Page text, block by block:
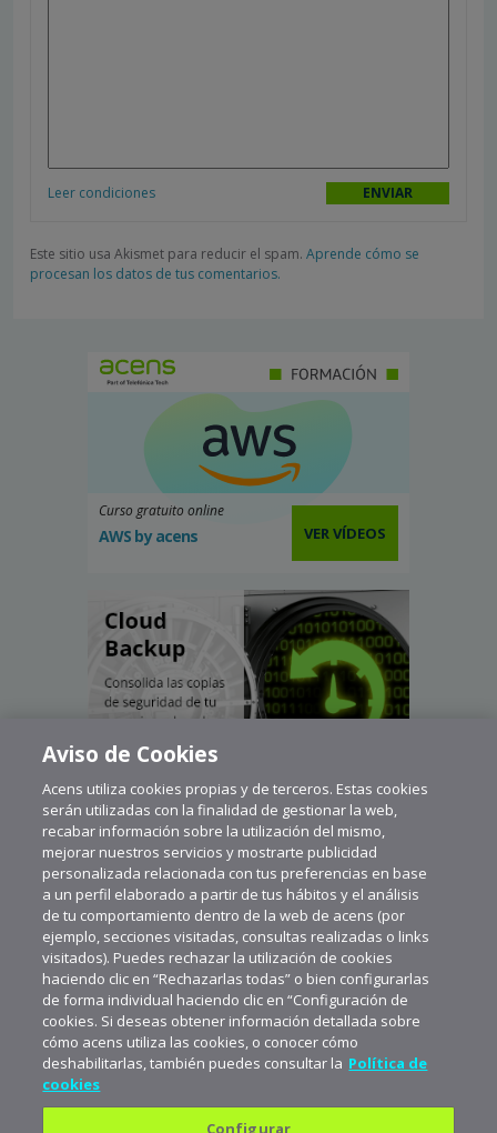
Leer condiciones
Este sitio usa Akismet para reducir el spam. Aprende cómo se
procesan los datos de tus comentarios.
Curso gratuito online
AWS by acens VER VÍDEOS
Aviso de Cookies
Acens utiliza cookies propias y de terceros. Estas cookies
serán utilizadas con la finalidad de gestionar la web,
recabar información sobre la utilización del mismo,
mejorar nuestros servicios y mostrarte publicidad
personalizada relacionada con tus preferencias en base
a un perfil elaborado a partir de tus hábitos y el análisis
de tu comportamiento dentro de la web de acens (por
ejemplo, secciones visitadas, consultas realizadas o links
visitados). Puedes rechazar la utilización de cookies
haciendo clic en “Rechazarlas todas” o bien configurarlas
de forma individual haciendo clic en “Configuración de
cookies. Si deseas obtener información detallada sobre
cómo acens utiliza las cookies, o conocer cómo
deshabilitarlas, también puedes consultar la Política de
cookies
Configurar